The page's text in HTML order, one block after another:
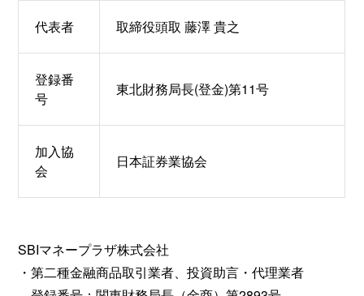
代表者 取締役頭取 藤澤 貴之
登録番
号
東北財務局長(登金)第11号
加入協
会
日本証券業協会
SBIマネープラザ株式会社
・第二種金融商品取引業者、投資助言・代理業者